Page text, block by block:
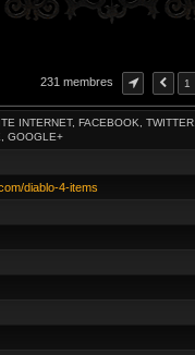
231 membres 1
INTERNET, FACEBOOK, TWITTER,
GOOGLE+
diablo-4-items